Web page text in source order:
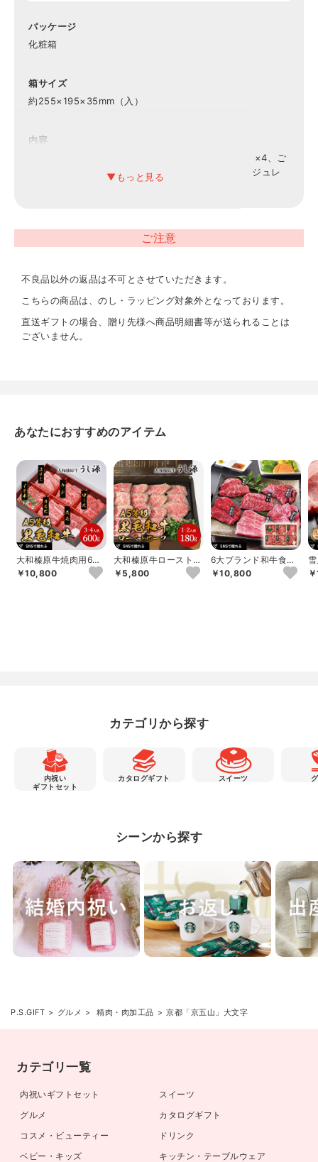
パッケージ
化粧箱
箱サイズ
約255×195×35mm（入）
内容
湯葉どうふ（100g）×3、ごまとうふ（白）（50g）×4、ご
まとうふ（黒･抹茶･しそ）（50g）×各2、ごま醤油ジュレ
製造日より常温保存で約90日ご注意
不良品以外の返品は不可とさせていただきます。
こちらの商品は、のし・ラッピング対象外となっております。
直送ギフトの場合、贈り先様へ商品明細書等が送られることは
ございません。
あなたにおすすめのアイテム
大和榛原牛焼肉用6種
盛
￥10,800
大和榛原牛ローストビ
ーフ
￥5,800
6大ブランド和牛食べ
比べ焼肉用
￥10,800
雪月
カテゴリから探す
内祝い
ギフトセット
カタログギフト スイーツ
シーンから探す
P.S.GIFT グルメ 精肉・肉加工品 京都「京五山」大文字
カテゴリ一覧
内祝いギフトセット
スイーツ
グルメ
カタログギフト
コスメ・ビューティー
ドリンク
ベビー・キッズ
キッチン・テーブルウェア